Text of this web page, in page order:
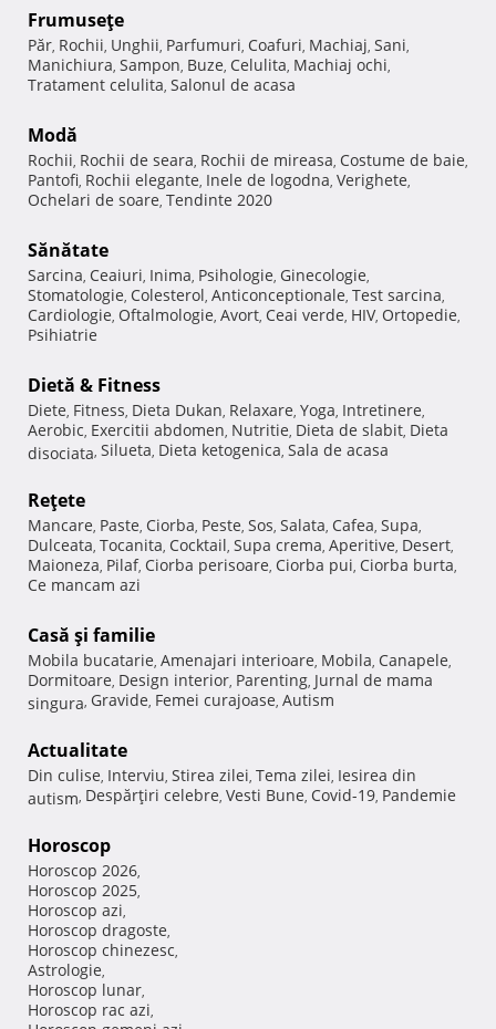
Frumuseţe
Păr, Rochii, Unghii, Parfumuri, Coafuri, Machiaj, Sani,
Manichiura, Sampon, Buze, Celulita, Machiaj ochi,
Tratament celulita, Salonul de acasa
Modă
Rochii, Rochii de seara, Rochii de mireasa, Costume de baie,
Pantofi, Rochii elegante, Inele de logodna, Verighete,
Ochelari de soare, Tendinte 2020
Sănătate
Sarcina, Ceaiuri, Inima, Psihologie, Ginecologie,
Stomatologie, Colesterol, Anticonceptionale, Test sarcina,
Cardiologie, Oftalmologie, Avort, Ceai verde, HIV, Ortopedie,
Psihiatrie
Dietă & Fitness
Diete, Fitness, Dieta Dukan, Relaxare, Yoga, Intretinere,
Aerobic, Exercitii abdomen, Nutritie, Dieta de slabit, Dieta
disociata, Silueta, Dieta ketogenica, Sala de acasa
Reţete
Mancare, Paste, Ciorba, Peste, Sos, Salata, Cafea, Supa,
Dulceata, Tocanita, Cocktail, Supa crema, Aperitive, Desert,
Maioneza, Pilaf, Ciorba perisoare, Ciorba pui, Ciorba burta,
Ce mancam azi
Casă şi familie
Mobila bucatarie, Amenajari interioare, Mobila, Canapele,
Dormitoare, Design interior, Parenting, Jurnal de mama
singura, Gravide, Femei curajoase, Autism
Actualitate
Din culise, Interviu, Stirea zilei, Tema zilei, Iesirea din
autism, Despărţiri celebre, Vesti Bune, Covid-19, Pandemie
Horoscop
Horoscop 2026,
Horoscop 2025,
Horoscop azi,
Horoscop dragoste,
Horoscop chinezesc,
Astrologie,
Horoscop lunar,
Horoscop rac azi,